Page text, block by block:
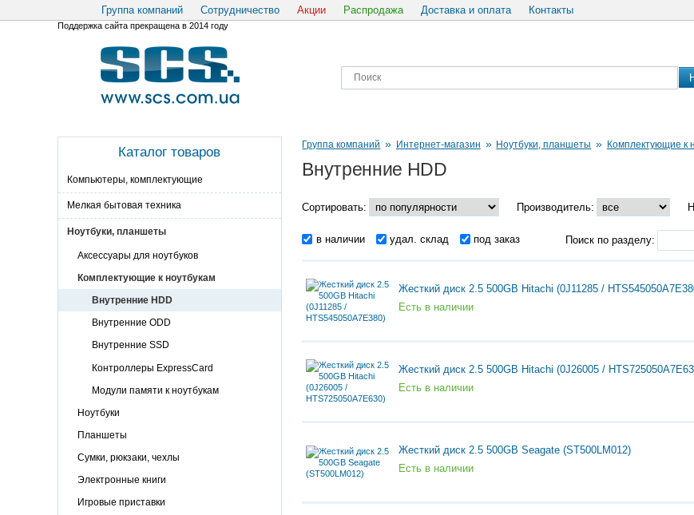
Группа компаний Сотрудничество Акции Распродажа Доставка и оплата Контакты
Поддержка сайта прекращена в 2014 году
Каталог товаров
Компьютеры, комплектующие
Мелкая бытовая техника
Ноутбуки, планшеты
Аксессуары для ноутбуков
Комплектующие к ноутбукам
Внутренние HDD
Внутренние ODD
Внутренние SSD
Контроллеры ExpressCard
Модули памяти к ноутбукам
Ноутбуки
Планшеты
Сумки, рюкзаки, чехлы
Электронные книги
Игровые приставки
Группа компаний » Интернет-магазин » Ноутбуки, планшеты » Комплектующие к
Внутренние HDD
Сортировать: Производитель:
в наличии удал. склад под заказ Поиск по разделу:
Жесткий диск 2.5 500GB Hitachi (0J11285 /
Есть в наличии
Жесткий диск 2.5 500GB Hitachi (0J26005 /
Есть в наличии
Жесткий диск 2.5 500GB Seagate (ST500LM012)
Есть в наличии